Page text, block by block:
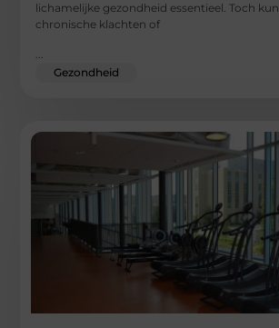
lichamelijke gezondheid essentieel. Toch
chronische klachten of
Gezondheid